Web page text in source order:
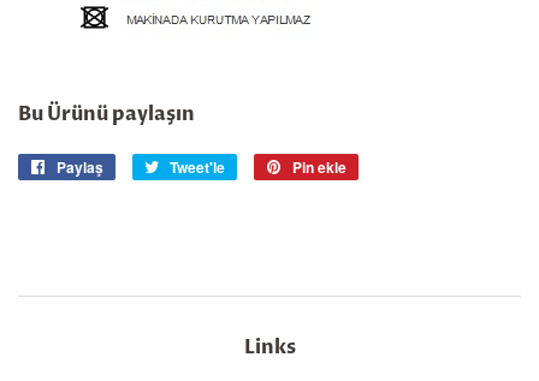
Bu Ürünü paylaşın
Paylaş
Facebook'taTweet'le
Twitter'daPin ekle
Links